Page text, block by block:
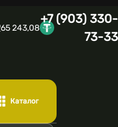
65 243,08
+7 (903) 330-
73-33
Каталог